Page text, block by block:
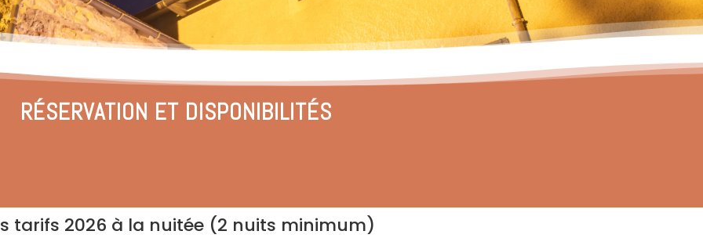
RÉSERVATION ET DISPONIBILITÉS
tarifs 2026 à la nuitée (2 nuits minimum)